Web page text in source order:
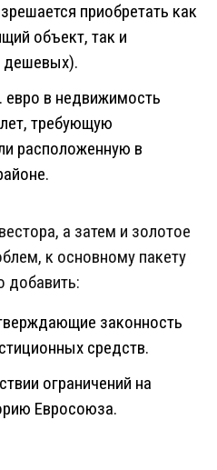
приобретать как
объект, так и
дешевых).
евро в недвижимость
требующую
расположенную в
а затем и золотое
к основному пакету
добавить:
законность
средств.
ограничений на
Евросоюза.